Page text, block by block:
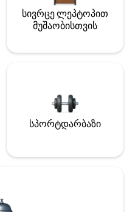
სივრცე ლეპტოპით
მუშაობისთვის
სპორტდარბაზი